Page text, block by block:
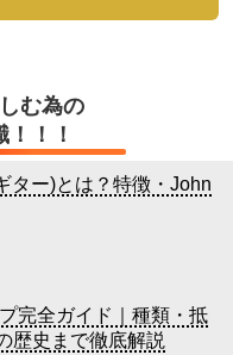
む為の
！！
ター)とは？特徴・John
完全ガイド｜種類・抵
歴史まで徹底解説